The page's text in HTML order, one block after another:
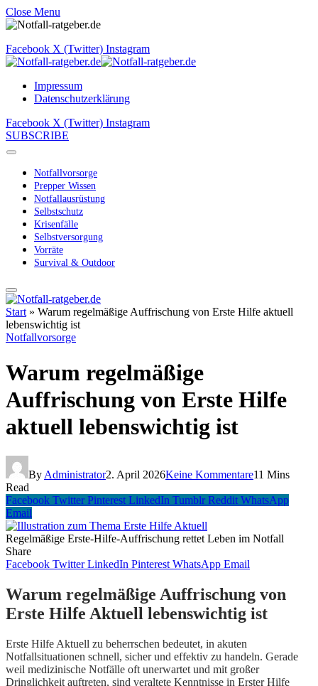
Close Menu
Facebook X (Twitter) Instagram
Impressum
Datenschutzerklärung
Facebook X (Twitter) Instagram
SUBSCRIBE
Notfallvorsorge
Prepper Wissen
Notfallausrüstung
Selbstschutz
Krisenfälle
Selbstversorgung
Vorräte
Survival & Outdoor
Start » Warum regelmäßige Auffrischung von Erste Hilfe aktuell
lebenswichtig ist
Notfallvorsorge
Warum regelmäßige
Auffrischung von Erste Hilfe
aktuell lebenswichtig ist
By Administrator2. April 2026Keine Kommentare11 Mins
Read
Facebook Twitter Pinterest LinkedIn Tumblr Reddit WhatsApp
Email
Regelmäßige Erste-Hilfe-Auffrischung rettet Leben im Notfall
Share
Facebook Twitter LinkedIn Pinterest WhatsApp Email
Warum regelmäßige Auffrischung von
Erste Hilfe Aktuell lebenswichtig ist
Erste Hilfe Aktuell zu beherrschen bedeutet, in akuten
Notfallsituationen schnell, sicher und effektiv zu handeln. Gerade
weil medizinische Notfälle oft unerwartet und mit großer
Dringlichkeit auftreten, sind veraltete Kenntnisse in Erster Hilfe